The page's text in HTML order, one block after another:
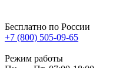
Бесплатно по России
+7 (800) 505-09-65
Режим работы